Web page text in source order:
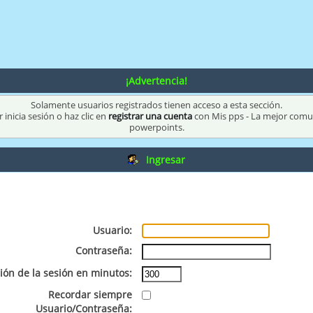
¡Advertencia!
Solamente usuarios registrados tienen acceso a esta sección.
inicia sesión o haz clic en registrar una cuentacon Mis pps - La mejor
powerpoints.
Ingresar
Usuario:
Contraseña:
de la sesión en minutos:
Recordar siempre
Usuario/Contraseña: